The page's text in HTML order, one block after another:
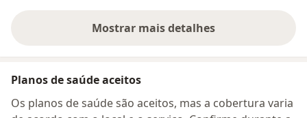
Mostrar mais detalhes
sobre o endereço
Planos de saúde aceitos
Os planos de saúde são aceitos, mas a cobertura varia